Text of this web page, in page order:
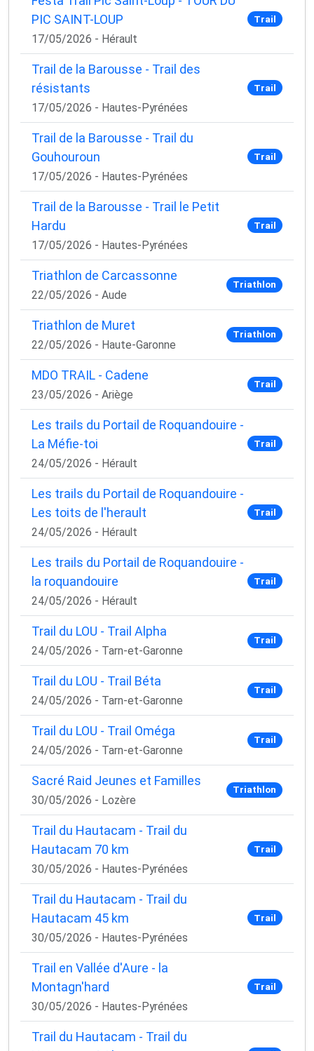
PIC SAINT-LOUP
17/05/2026 - Hérault
Trail
Trail de la Barousse - Trail des
résistants
17/05/2026 - Hautes-Pyrénées
Trail
Trail de la Barousse - Trail du
Gouhouroun
17/05/2026 - Hautes-Pyrénées
Trail
Trail de la Barousse - Trail le Petit
Hardu
17/05/2026 - Hautes-Pyrénées
Trail
Triathlon de Carcassonne
22/05/2026 - Aude
Triathlon
Triathlon de Muret
22/05/2026 - Haute-Garonne
Triathlon
MDO TRAIL - Cadene
23/05/2026 - Ariège
Trail
Les trails du Portail de Roquandouire -
La Méfie-toi
24/05/2026 - Hérault
Trail
Les trails du Portail de Roquandouire -
Les toits de l'herault
24/05/2026 - Hérault
Trail
Les trails du Portail de Roquandouire -
la roquandouire
24/05/2026 - Hérault
Trail
Trail du LOU - Trail Alpha
24/05/2026 - Tarn-et-Garonne
Trail
Trail du LOU - Trail Béta
24/05/2026 - Tarn-et-Garonne
Trail
Trail du LOU - Trail Oméga
24/05/2026 - Tarn-et-Garonne
Trail
Sacré Raid Jeunes et Familles
30/05/2026 - Lozère
Triathlon
Trail du Hautacam - Trail du
Hautacam 70 km
30/05/2026 - Hautes-Pyrénées
Trail
Trail du Hautacam - Trail du
Hautacam 45 km
30/05/2026 - Hautes-Pyrénées
Trail
Trail en Vallée d'Aure - la
Montagn'hard
30/05/2026 - Hautes-Pyrénées
Trail
Trail du Hautacam - Trail du